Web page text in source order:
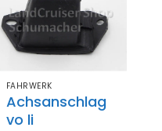
Zum
Merkzettel
hinzufügen
FAHRWERK
Achsanschlag
vo li